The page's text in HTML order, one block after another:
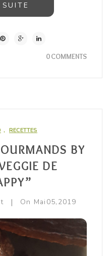
0 COMMENTS
, RECETTES
BY
DE
| On Mai 05, 2019